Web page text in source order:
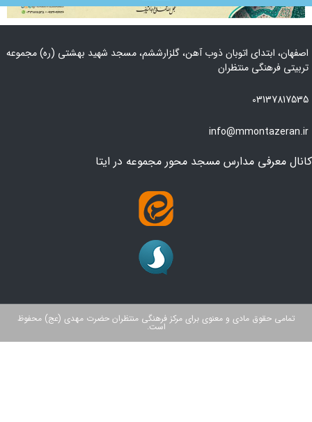
اصفهان، ابتدای اتوبان ذوب آهن، گلزارششم، مسجد شهید بهشتی (ره) مجموعه
تربیتی فرهنگی منتظران
03137817535
info@mmontazeran.ir
کانال معرفی مدارس مسجد محور مجموعه در ایتا
تمامی حقوق مادی و معنوی برای مرکز فرهنگی منتظران حضرت مهدی (عج) محفوظ
است.